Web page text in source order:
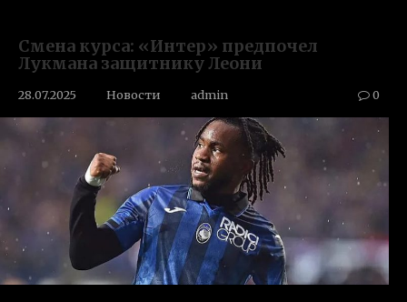
Смена курса: «Интер» предпочел
Лукмана защитнику Леони
28.07.2025 Новости admin 0